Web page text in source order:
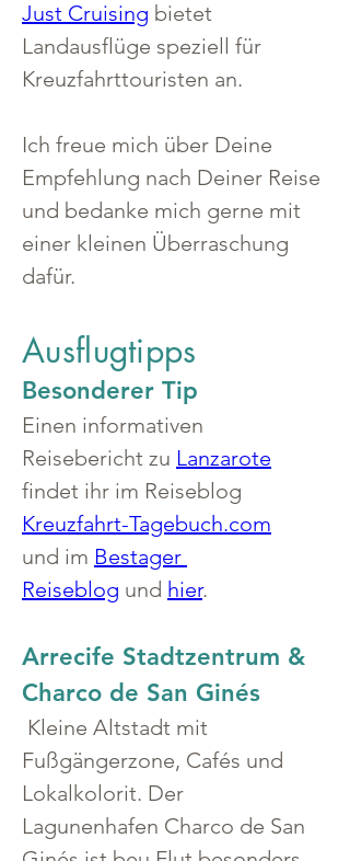
Just Cruising bietet
Landausflüge speziell für
Kreuzfahrttouristen an.
Ich freue mich über Deine
Empfehlung nach Deiner Reise
und bedanke mich gerne mit
einer kleinen Überraschung
dafür.
Ausflugtipps
Besonderer Tip
Einen informativen
Reisebericht zu Lanzarote
findet ihr im Reiseblog
Kreuzfahrt-Tagebuch.com
und im Bestager
Reiseblog und hier.
Arrecife Stadtzentrum &
Charco de San Ginés
Fußgängerzone, Cafés und
Lokalkolorit. Der
Lagunenhafen Charco de San